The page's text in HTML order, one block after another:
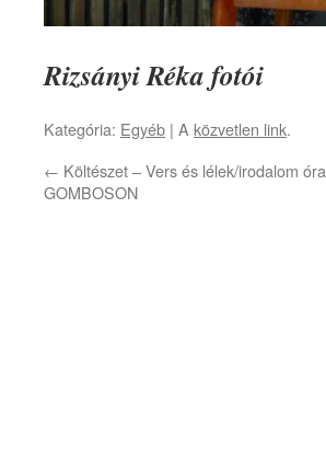
Rizsányi Réka fotói
Kategória: Egyéb | A közvetlen link.
← Költészet – Vers és lélek/irodalom óra
GOMBOSON